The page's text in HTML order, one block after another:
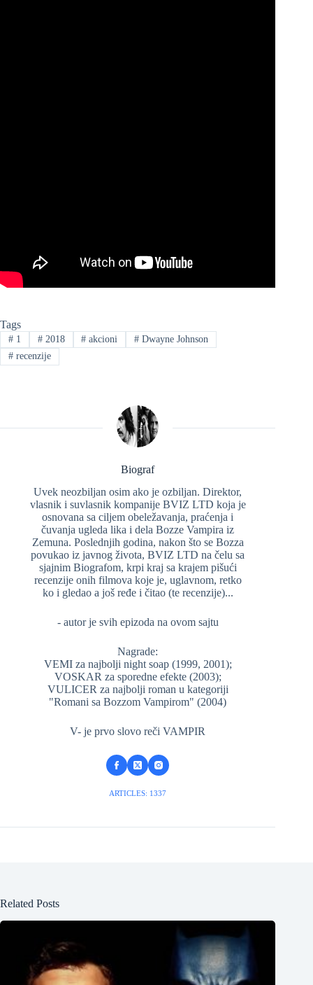
Tags
#1 #2018 # akcioni # Dwayne Johnson
#recenzije
Biograf
Uvek neozbiljan osim ako je ozbiljan. Direktor,
vlasnik i suvlasnik kompanije BVIZ LTD koja je
osnovana sa ciljem obeležavanja, praćenja i
čuvanja ugleda lika i dela Bozze Vampira iz
Zemuna. Poslednjih godina, nakon što se Bozza
povukao iz javnog života, BVIZ LTD na čelu sa
sjajnim Biografom, krpi kraj sa krajem pišući
recenzije onih filmova koje je, uglavnom, retko
ko i gledao a još ređe i čitao (te recenzije)...
- autor je svih epizoda na ovom sajtu
Nagrade:
VEMI za najbolji night soap (1999, 2001);
VOSKAR za sporedne efekte (2003);
VULICER za najbolji roman u kategoriji
"Romani sa Bozzom Vampirom" (2004)
V- je prvo slovo reči VAMPIR
ARTICLES: 1337
Related Posts